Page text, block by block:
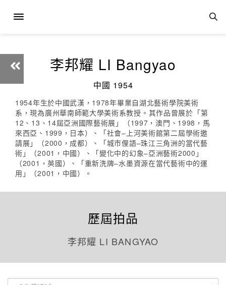
李邦耀 LI Bangyao
中國 1954
1954年生於中國武漢，1978年畢業自湖北藝術學院美術
系，現為廣州華南師範大學美術系教授。其作品曾展於「第
12、13、14屆亞洲國際藝術展」（1997，澳門、1998，馬
來西亞、1999，日本）、「社會–上河美術館第二屆學術邀
請展」（2000，成都）、「城市俚語–珠江三角洲的當代藝
術」（2001，中國）、「變化中的幻象–亞洲藝術2000」
（2001，英國）、「重新洗牌–水墨資源在當代藝術中的運
用」（2001，中國）。
歷屆拍品
李邦耀 LI BANGYAO